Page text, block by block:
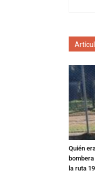
Quién
la ruta 19